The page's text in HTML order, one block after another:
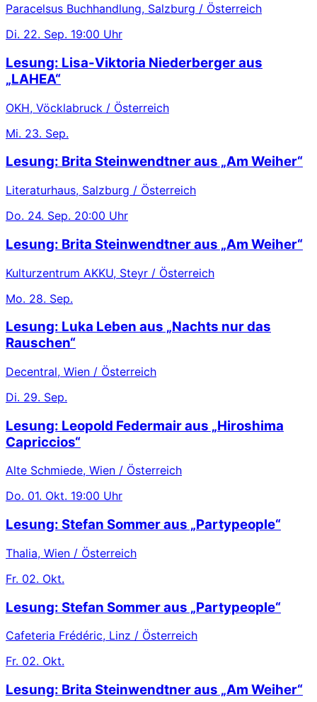
Paracelsus Buchhandlung, Salzburg / Österreich
Di. 22. Sep. 19:00 Uhr
Lesung: Lisa-Viktoria Niederberger aus
„LAHEA“
OKH, Vöcklabruck / Österreich
Mi. 23. Sep.
Lesung: Brita Steinwendtner aus „Am Weiher“
Literaturhaus, Salzburg / Österreich
Do. 24. Sep. 20:00 Uhr
Lesung: Brita Steinwendtner aus „Am Weiher“
Kulturzentrum AKKU, Steyr / Österreich
Mo. 28. Sep.
Lesung: Luka Leben aus „Nachts nur das
Rauschen“
Decentral, Wien / Österreich
Di. 29. Sep.
Lesung: Leopold Federmair aus „Hiroshima
Capriccios“
Alte Schmiede, Wien / Österreich
Do. 01. Okt. 19:00 Uhr
Lesung: Stefan Sommer aus „Partypeople“
Thalia, Wien / Österreich
Fr. 02. Okt.
Lesung: Stefan Sommer aus „Partypeople“
Cafeteria Frédéric, Linz / Österreich
Fr. 02. Okt.
Lesung: Brita Steinwendtner aus „Am Weiher“